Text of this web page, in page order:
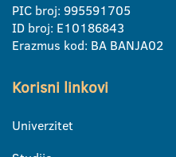
PIC broj: 995591705
ID broj: E10186843
Erazmus kod: BA BANJA02
Korisni linkovi
Univerzitet